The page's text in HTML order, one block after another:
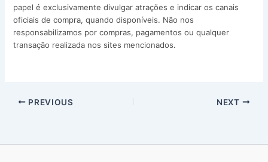
papel é exclusivamente divulgar atrações e indicar os canais
oficiais de compra, quando disponíveis. Não nos
responsabilizamos por compras, pagamentos ou qualquer
transação realizada nos sites mencionados.
PREVIOUS NEXT